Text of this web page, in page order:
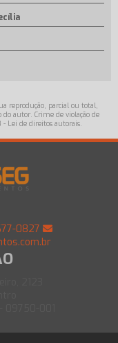
reprodução, parcial ou total,
autor. Crime de violação de
Lei de direitos autorais.
0827